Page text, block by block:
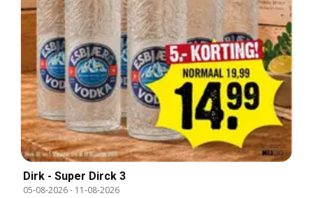
Dirk - Super Dirck 3
05-08-2026- 11-08-2026